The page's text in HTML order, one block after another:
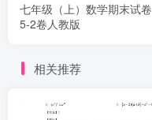
七年级（上）数学期末试卷
5-2卷人教版
相关推荐